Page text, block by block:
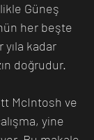
Güneş
her beşte
kadar
doğrudur.
McIntosh ve
yine